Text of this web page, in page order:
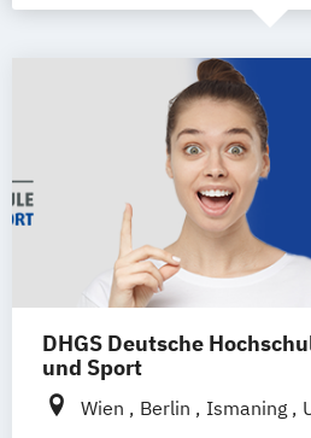
DHGS Deutsche
und Sport
Wien Berlin Ismaning